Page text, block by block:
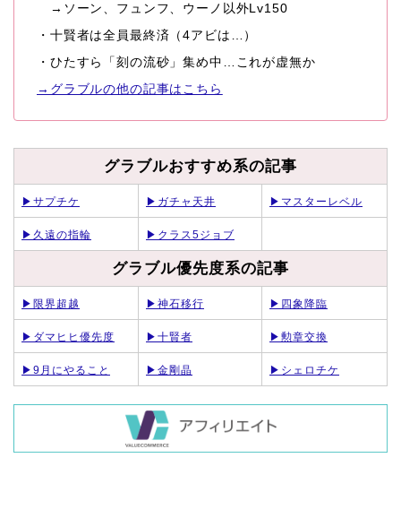
→ソーン、フュンフ、ウーノ以外Lv150
・十賢者は全員最終済（4アビは…）
・ひたすら「刻の流砂」集め中…これが虚無か
→グラブルの他の記事はこちら
グラブルおすすめ系の記事
▶サプチケ ▶ガチャ天井 ▶マスターレベル
▶久遠の指輪 ▶クラス5ジョブ
グラブル優先度系の記事
▶限界超越 ▶神石移行 ▶四象降臨
▶ダマヒヒ優先度 ▶十賢者 ▶勲章交換
▶9月にやること ▶金剛晶 ▶シェロチケ